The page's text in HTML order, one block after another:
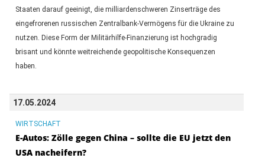
Staaten darauf geeinigt, die milliardenschweren Zinserträge des
eingefrorenen russischen Zentralbank-Vermögens für die Ukraine zu
nutzen. Diese Form der Militärhilfe-Finanzierung ist hochgradig
brisant und könnte weitreichende geopolitische Konsequenzen
haben.
17.05.2024
WIRTSCHAFT
E-Autos: Zölle gegen China – sollte die EU jetzt den
USA nacheifern?